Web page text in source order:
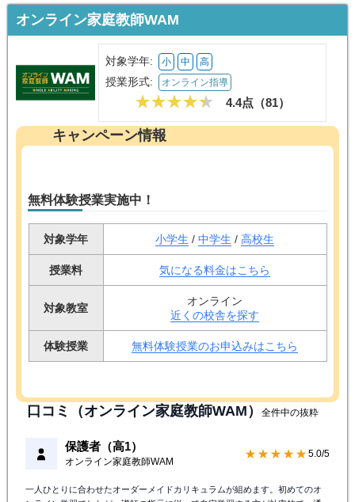
オンライン家庭教師WAM
対象学年: 小 中 高
授業形式: オンライン指導
4.4点（81）
キャンペーン情報
無料体験授業実施中！
対象学年 小学生 / 中学生 / 高校生
授業料 気になる料金はこちら
対象教室
オンライン
近くの校舎を探す
体験授業 無料体験授業のお申込みはこちら
口コミ（オンライン家庭教師WAM） 全件中の抜粋
保護者（高1）
オンライン家庭教師WAM
★★★★★ 5.0/5
一人ひとりに合わせたオーダーメイドカリキュラムが組めます。初めてのオ